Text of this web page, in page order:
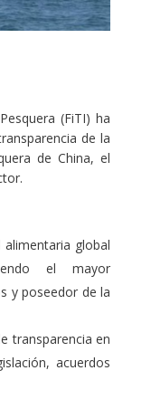
(FiTI) ha
de la
de China, el
alimentaria global
el mayor
y poseedor de la
transparencia en
acuerdos